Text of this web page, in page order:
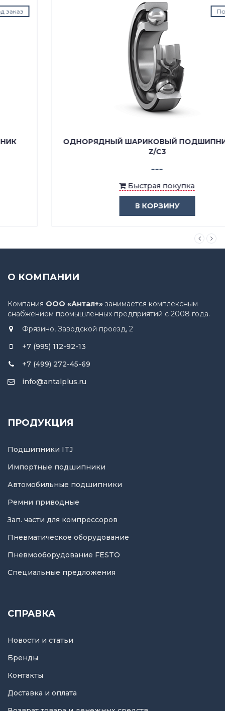
ОДНОРЯДНЫЙ ШАРИКОВЫЙ ПОДШИПНИК 6212
Быстрая покупка
О КОМПАНИИ
Компания ООО «Антал+» занимается комплексным
снабжением промышленных предприятий с 2008 года.
Фрязино, Заводской проезд, 2
+7 (995) 112-92-13
+7 (499) 272-45-69
info@antalplus.ru
ПРОДУКЦИЯ
Подшипники ITJ
Импортные подшипники
Автомобильные подшипники
Ремни приводные
Зап. части для компрессоров
Пневматическое оборудование
Пневмооборудование FESTO
Специальные предложения
СПРАВКА
Новости и статьи
Бренды
Контакты
Доставка и оплата